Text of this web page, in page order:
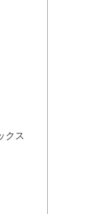
クス